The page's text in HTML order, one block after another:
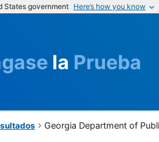
States government Here’s how you know
la Prueba
Georgia Department of